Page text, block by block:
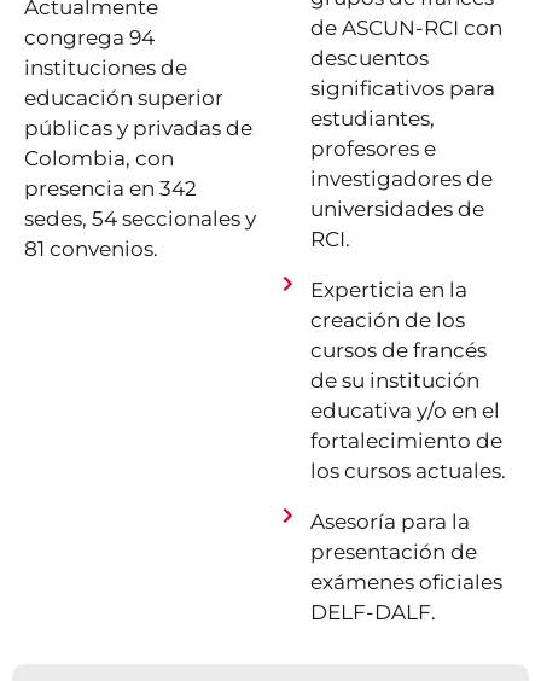
Actualmente
congrega 94
instituciones de
educación superior
públicas y privadas de
Colombia, con
presencia en 342
sedes, 54 seccionales y
81 convenios.
de ASCUN-RCI con
descuentos
significativos para
estudiantes,
profesores e
investigadores de
universidades de
RCI.
Experticia en la
creación de los
cursos de francés
de su institución
educativa y/o en el
fortalecimiento de
los cursos actuales.
Asesoría para la
presentación de
exámenes oficiales
DELF-DALF.